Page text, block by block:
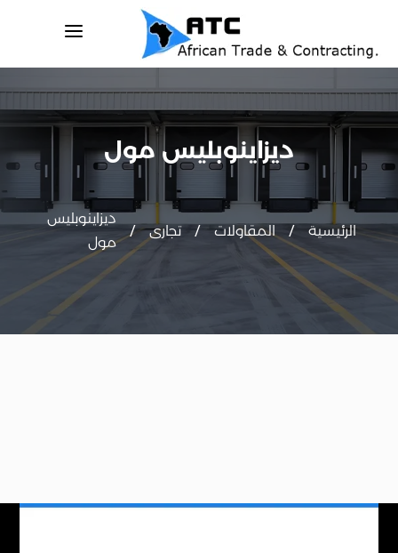
a
ديزاينوبليس مول
الرئيسية / المقاولات / تجارى /
ديزاينوبليس
مول